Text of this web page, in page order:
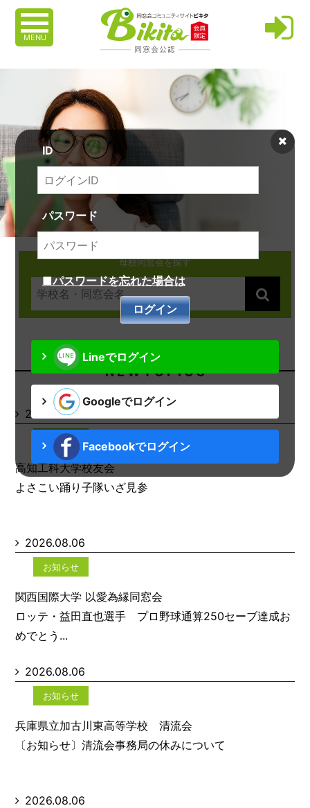
MENU
ID
パスワード
■パスワードを忘れた場合は
Lineでログイン
Googleでログイン
Facebookでログイン
母校同窓会を探す
N E W T O P I C S
2026.08.06
お知らせ
高知工科大学校友会
よさこい踊り子隊いざ見参
2026.08.06
お知らせ
関西国際大学 以愛為縁同窓会
ロッテ・益田直也選手 プロ野球通算250セーブ達成お
めでとう...
2026.08.06
お知らせ
兵庫県立加古川東高等学校 清流会
〔お知らせ〕清流会事務局の休みについて
2026.08.06